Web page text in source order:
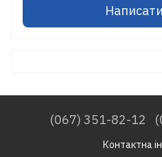
(067) 351-82-12
Контактна